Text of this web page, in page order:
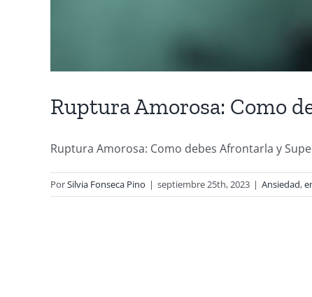
Ruptura Amorosa: Como
Ruptura Amorosa: Como debes Afrontarla y
PorSilvia Fonseca Pino | septiembre 25th, 2023 | Ansiedad,